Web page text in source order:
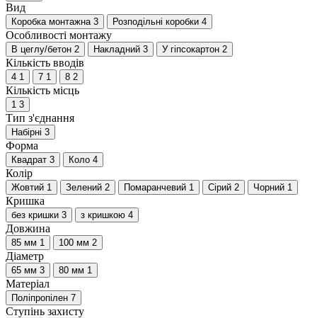
Вид
Коробка монтажна 3 Розподільні коробки 4
Особливості монтажу
В цеглу/бетон 2 Накладний 3 У гіпсокартон 2
Кількість вводів
4 1 7 1 8 2
Кількість місць
1 3
Тип з'єднання
Набірні 3
Форма
Квадрат 3 Коло 4
Колір
Жовтий 1 Зелений 2 Помаранчевий 1 Сірий 2 Чорний 1
Кришка
без кришки 3 з кришкою 4
Довжина
85 мм 1 100 мм 2
Діаметр
65 мм 3 80 мм 1
Матеріал
Поліпропілен 7
Ступінь захисту